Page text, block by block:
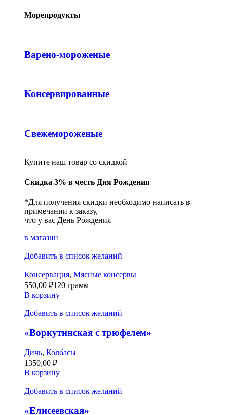
Морепродукты
Варено-мороженые
Консервированные
Свежемороженые
Купите наш товар со скидкой
Скидка 3% в честь Дня Рождения
*Для получения скидки необходимо написать в
примечании к заказу,
что у вас День Рождения
в магазин
Добавить в список желаний
Консервация, Мясные консервы
550,00 ₽120 грамм
В корзину
Добавить в список желаний
«Воркутинская с трюфелем»
Дичь, Колбасы
1350,00 ₽
В корзину
Добавить в список желаний
«Елисеевская»